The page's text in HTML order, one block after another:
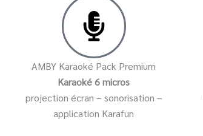
AMBY Karaoké Pack Premium
Karaoké 6 micros
projection écran – sonorisation –
application Karafun